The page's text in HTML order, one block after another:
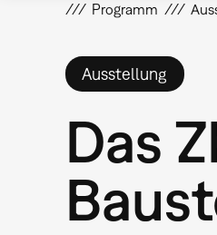
Programm
Ausstellung
Das